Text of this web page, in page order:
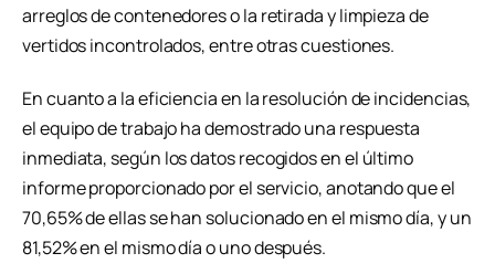
arreglos de contenedores o la retirada y limpieza de
vertidos incontrolados, entre otras cuestiones.
En cuanto a la eficiencia en la resolución de incidencias,
el equipo de trabajo ha demostrado una respuesta
inmediata, según los datos recogidos en el último
informe proporcionado por el servicio, anotando que el
70,65% de ellas se han solucionado en el mismo día, y un
81,52% en el mismo día o uno después.